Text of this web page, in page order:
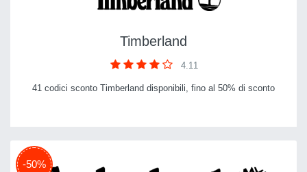
Timberland
4.11
41 codici sconto Timberland disponibili, fino al 50% di sconto
-50%